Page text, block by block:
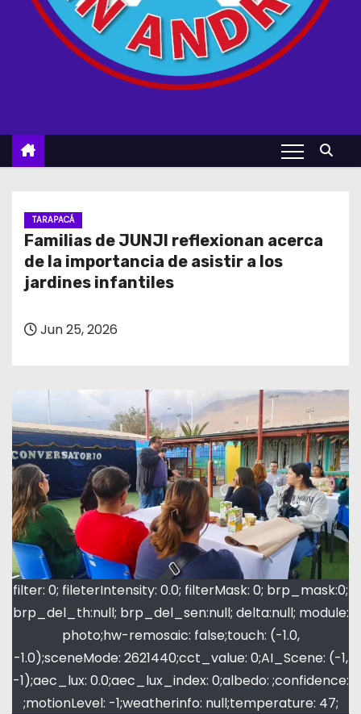
TARAPACÁ
Familias de JUNJI reflexionan acerca
de la importancia de asistir a los
jardines infantiles
Jun 25, 2026
filter: 0; fileterIntensity: 0.0; filterMask: 0; brp_mask:0;
brp_del_th:null; brp_del_sen:null; delta:null; module:
photo;hw-remosaic: false;touch: (-1.0,
-1.0);sceneMode: 2621440;cct_value: 0;AI_Scene: (-1,
-1);aec_lux: 0.0;aec_lux_index: 0;albedo: ;confidence:
;motionLevel: -1;weatherinfo: null;temperature: 47;